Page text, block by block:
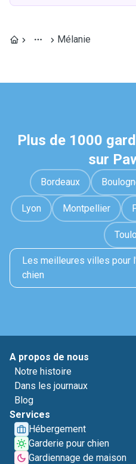
Mélanie
Plus de 1000
sur
Bordeaux
Lyon Montpellier
Les meilleures villes pour
chien
A propos de nous
Notre histoire
Dans les journaux
Blog
Services
Hébergement
Garderie pour chien
Gardiennage de maison